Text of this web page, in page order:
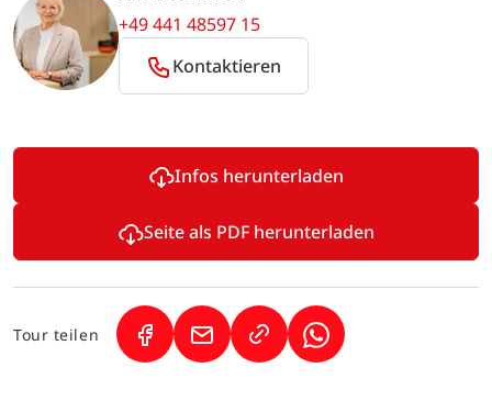
+49 441 48597 15
Kontaktieren
Infos herunterladen
Seite als PDF herunterladen
Tour teilen (Link öffnet in neuem Tab)
(Link öffnet in neuem Tab)
(Link öffnet in